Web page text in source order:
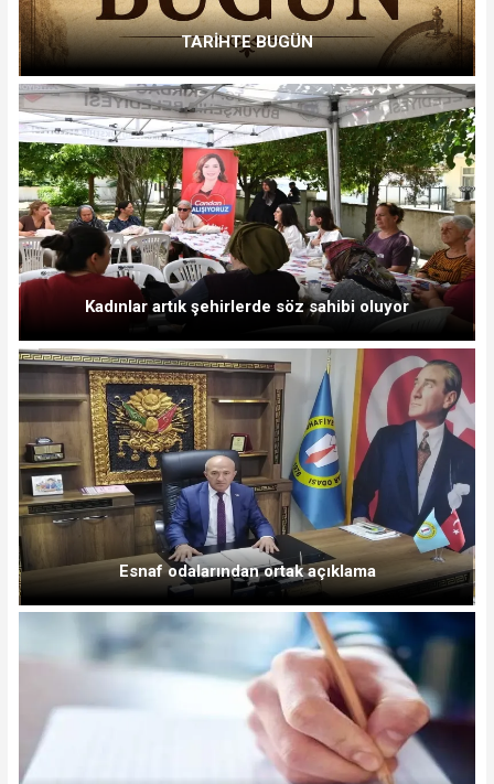
TARİHTE BUGÜN
Kadınlar artık şehirlerde söz sahibi oluyor
Esnaf odalarından ortak açıklama